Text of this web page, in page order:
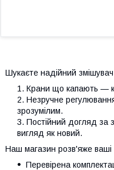
Шукаєте надійний
Крани що капають —
Незручне
зрозумілим.
Постійний догляд за
вигляд як новий.
Наш магазин розв'яже ваші
Перевірена